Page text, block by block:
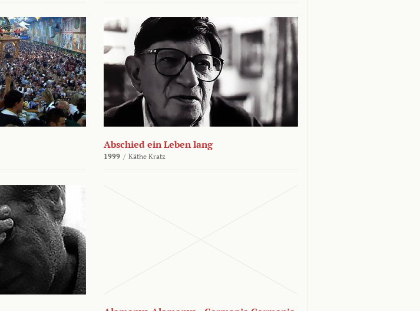
Abschied ein Leben lang
1999 / Käthe Kratz